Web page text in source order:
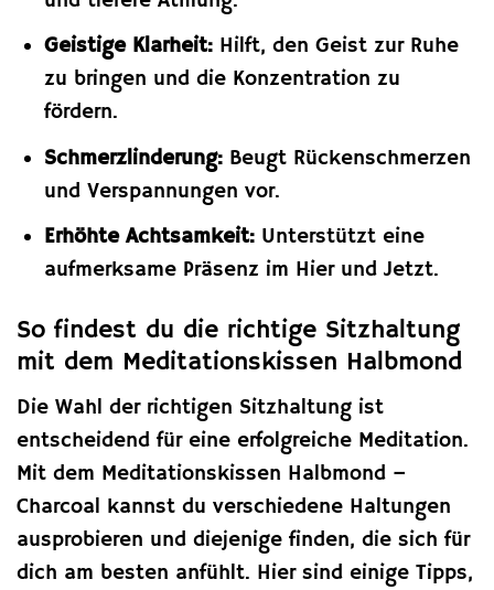
Geistige Klarheit:Hilft, den Geist zur Ruhe
zu bringen und die Konzentration zu
fördern.
Schmerzlinderung:Beugt Rückenschmerzen
und Verspannungen vor.
Erhöhte Achtsamkeit:Unterstützt eine
aufmerksame Präsenz im Hier und Jetzt.
So findest du die richtige Sitzhaltung
mit dem Meditationskissen Halbmond
Die Wahl der richtigen Sitzhaltung ist
entscheidend für eine erfolgreiche Meditation.
Mit dem Meditationskissen Halbmond –
Charcoal kannst du verschiedene Haltungen
ausprobieren und diejenige finden, die sich für
dich am besten anfühlt. Hier sind einige Tipps,